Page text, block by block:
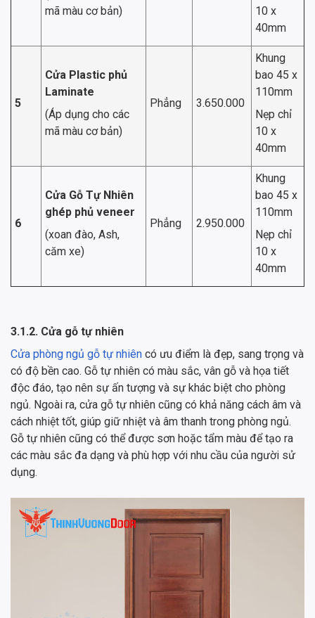
mã màu cơ bản)
10 x
40mm
5
Cửa Plastic phủ
Laminate
(Áp dụng cho các
mã màu cơ bản)
Phẳng 3.650.000
Khung
bao 45 x
110mm
Nẹp chỉ
10 x
40mm
6
Cửa Gỗ Tự Nhiên
ghép phủ veneer
(xoan đào, Ash,
căm xe)
Phẳng 2.950.000
Khung
bao 45 x
110mm
Nẹp chỉ
10 x
40mm
3.1.2. Cửa gỗ tự nhiên
Cửa phòng ngủ gỗ tự nhiên có ưu điểm là đẹp, sang trọng và
có độ bền cao. Gỗ tự nhiên có màu sắc, vân gỗ và họa tiết
độc đáo, tạo nên sự ấn tượng và sự khác biệt cho phòng
ngủ. Ngoài ra, cửa gỗ tự nhiên cũng có khả năng cách âm và
cách nhiệt tốt, giúp giữ nhiệt và âm thanh trong phòng ngủ.
Gỗ tự nhiên cũng có thể được sơn hoặc tẩm màu để tạo ra
các màu sắc đa dạng và phù hợp với nhu cầu của người sử
dụng.